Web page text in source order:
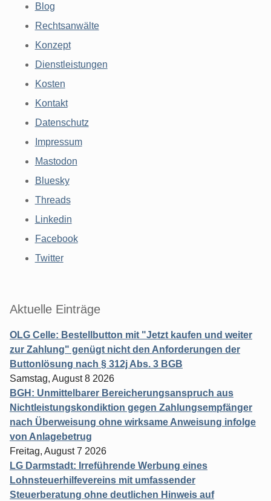
Blog
Rechtsanwälte
Konzept
Dienstleistungen
Kosten
Kontakt
Datenschutz
Impressum
Mastodon
Bluesky
Threads
Linkedin
Facebook
Twitter
Aktuelle Einträge
OLG Celle: Bestellbutton mit "Jetzt kaufen und weiter
zur Zahlung" genügt nicht den Anforderungen der
Buttonlösung nach § 312j Abs. 3 BGB
Samstag, August 8 2026
BGH: Unmittelbarer Bereicherungsanspruch aus
Nichtleistungskondiktion gegen Zahlungsempfänger
nach Überweisung ohne wirksame Anweisung infolge
von Anlagebetrug
Freitag, August 7 2026
LG Darmstadt: Irreführende Werbung eines
Lohnsteuerhilfevereins mit umfassender
Steuerberatung ohne deutlichen Hinweis auf